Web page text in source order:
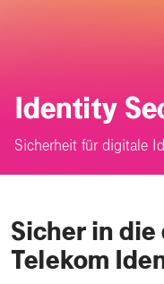
Identity
Sicherheit für digitale
Sicher in
Telekom